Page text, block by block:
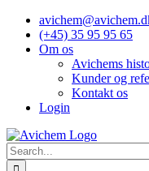
Skip
content
(+45) 35 95 95 65
Om os
Avichems
Kunder og
Kontakt os
Login
Search
for: